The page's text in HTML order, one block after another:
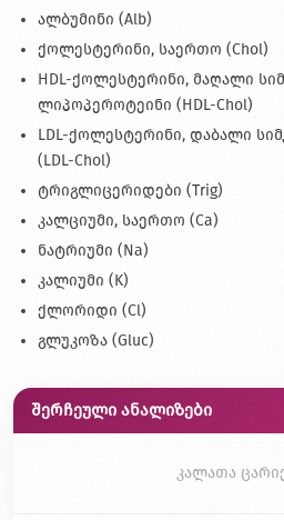
ალბუმინი (Alb)
ქოლესტერინი, საერთო (Chol)
HDL-ქოლესტერინი, მაღალი
ლიპოპეროტეინი (HDL-Chol)
LDL-ქოლესტერინი, დაბალი
(LDL-Chol)
ტრიგლიცერიდები (Trig)
კალციუმი, საერთო (Ca)
ნატრიუმი (Na)
კალიუმი (K)
ქლორიდი (Cl)
გლუკოზა (Gluc)
შერჩეული ანალიზები
კალათა